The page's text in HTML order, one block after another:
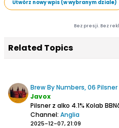
Utwórz nowy wpis (w wybranym dziale)
Bez presji. Bez
Related Topics
Brew By Numbers, 06 Pilsner
Javox
Pilsner z alko 4.1% Kolab
Channel: Anglia
2025-12-07, 21:09